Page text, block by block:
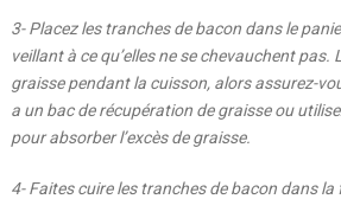
3- Placez les tranches de bacon dans le
veillant à ce qu’elles ne se chevauchent pas.
graisse pendant la cuisson, alors assurez-
a un bac de récupération de graisse ou
pour absorber l’excès de graisse.
4- Faites cuire les tranches de bacon dans